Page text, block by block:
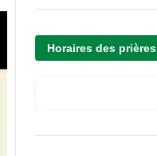
Horaires des prières